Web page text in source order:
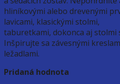
hliníkovými alebo drevenými
lavicami, klasickými stolmi,
taburetkami, dokonca aj stolmi
Inšpirujte sa závesnými
ležadlami.
Pridaná hodnota